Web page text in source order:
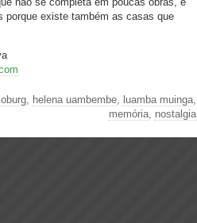
porque existe também as casas que
, helena uambembe, luamba muinga,
memória, nostalgia